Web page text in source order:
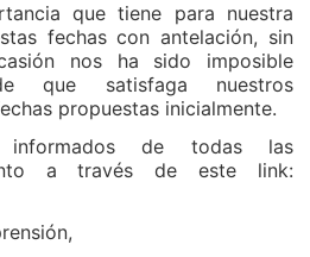
que tiene para nuestra
fechas con antelación, sin
nos ha sido imposible
que satisfaga nuestros
propuestas inicialmente.
informados de todas las
a través de este link: